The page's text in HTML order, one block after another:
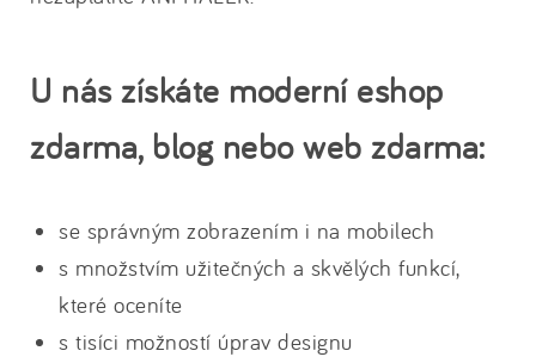
U nás získáte moderní eshop
zdarma, blog nebo web zdarma:
se správným zobrazením i na mobilech
s množstvím užitečných a skvělých funkcí,
které oceníte
s tisíci možností úprav designu